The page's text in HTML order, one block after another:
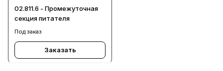
02.811.6 - Промежуточная
секция питателя
Под заказ
Заказать